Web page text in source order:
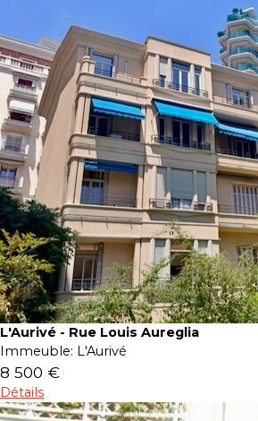
L'Aurivé - Rue Louis Aureglia
Immeuble: L'Aurivé
8 500 €
Détails